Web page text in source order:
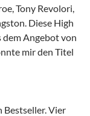
Tony Revolori,
Diese High
dem Angebot von
mir den Titel
Bestseller. Vier